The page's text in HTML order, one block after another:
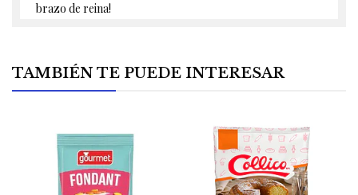
brazo de reina!
TAMBIÉN TE PUEDE INTERESAR